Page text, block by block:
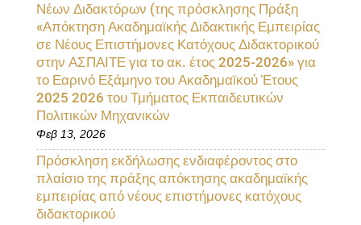
Νέων Διδακτόρων (της πρόσκλησης Πράξη
«Απόκτηση Ακαδημαϊκής Διδακτικής Εμπειρίας
σε Νέους Επιστήμονες Κατόχους Διδακτορικού
στην ΑΣΠΑΙΤΕ για το ακ. έτος 2025-2026» για
το Εαρινό Εξάμηνο του Ακαδημαϊκού Έτους
2025 2026 του Τμήματος Εκπαιδευτικών
Πολιτικών Μηχανικών
Φεβ 13, 2026
Πρόσκληση εκδήλωσης ενδιαφέροντος στο
πλαίσιο της πράξης απόκτησης ακαδημαϊκής
εμπειρίας από νέους επιστήμονες κατόχους
διδακτορικού